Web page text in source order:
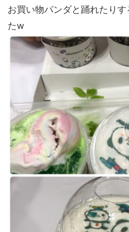
お買い物パンダと踊れたり
たw